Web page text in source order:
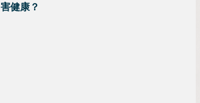
害健康？